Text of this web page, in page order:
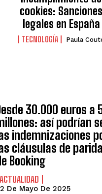
cookies: Sanciones
legales en España
TECNOLOGÍA Paula
30.000 euros a
así podrían
indemnizaciones
cláusulas de
Booking
ACTUALIDAD
De Mayo De 2025